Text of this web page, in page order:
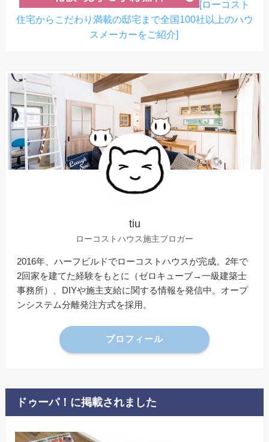
[ローコスト
住宅からこだわり満載の邸宅まで全国100社以上のハウ
スメーカーをご紹介]
tiu
ローコストハウス施主ブロガー
2016年、ハーフビルドでローコストハウスが完成。2年で
2回家を建てた経験をもとに（ゼロキューブ→一級建築士
事務所）、DIYや施主支給に関する情報を発信中。オープ
ンシステム分離発注方式を採用。
プロフィール
ドゥーパ！に掲載されました